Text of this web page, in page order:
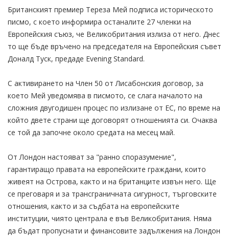
Британският премиер Тереза Мей подписа историческото
писмо, с което информира останалите 27 членки на
Европейския съюз, че Великобритания излиза от него. Днес
то ще бъде връчено на председателя на Европейския съвет
Доналд Туск, предаде Evening Standard.
С активирането на Член 50 от Лисабонския договор, за
което Мей уведомява в писмото, се слага началото на
сложния двугодишен процес по излизане от ЕС, по време на
който двете страни ще договорят отношенията си. Очаква
се той да започне около средата на месец май.
От Лондон настояват за "ранно споразумение",
гарантиращо правата на европейските граждани, които
живеят на Острова, както и на британците извън него. Ще
се преговаря и за трансграничната сигурност, търговските
отношения, както и за съдбата на европейските
институции, чиято централа е във Великобритания. Няма
да бъдат пропуснати и финансовите задължения на Лондон